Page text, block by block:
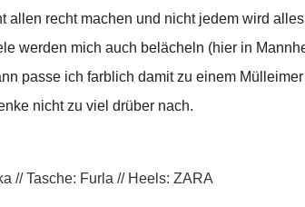
allen recht machen und nicht jedem wird
werden mich auch belächeln (hier in
passe ich farblich damit zu einem
nicht zu viel drüber nach.
// Tasche: Furla // Heels: ZARA